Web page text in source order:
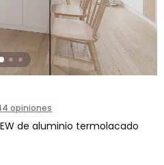
opiniones
de aluminio termolacado